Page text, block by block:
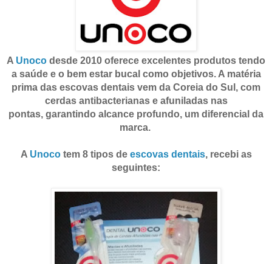
A Unoco desde 2010 oferece excelentes produtos tendo
a saúde e o bem estar bucal como objetivos. A matéria
prima das escovas dentais vem da Coreia do Sul , com
cerdas antibacterianas e afuniladas nas
pontas, garantindo alcance profundo, um diferencial da
marca.
A Unocotem 8 tiposde escovas dentais, recebi as
seguintes: